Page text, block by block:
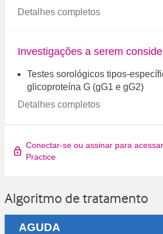
Detalhes completos
Investigações a serem
Testes sorológicos tipos-
glicoproteína G (gG1 e gG2)
Detalhes completos
Conectar-se ou assinar para
Practice
Algoritmo de tratamento
AGUDA